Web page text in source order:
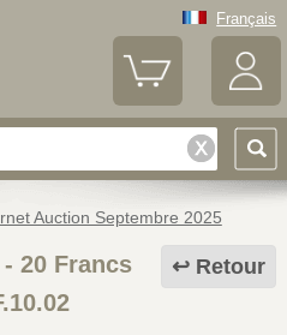
Français
Auction Septembre 2025
Retour
20 Francs